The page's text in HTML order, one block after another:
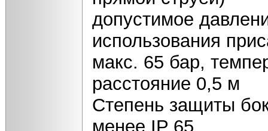
допустимое
использования
макс. 65 бар,
расстояние 0,5 м
Степень защиты
менее IP 65